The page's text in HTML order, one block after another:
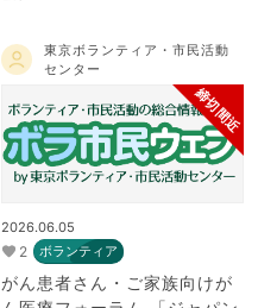
東京ボランティア・市民活動
センター
締切間近
2026.06.05
2 ボランティア
がん患者さん・ご家族向けが